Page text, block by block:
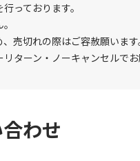
っております。
売切れの際はご容赦願います
ターン・ノーキャンセルで
わせ